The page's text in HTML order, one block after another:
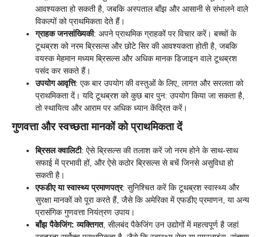
आवश्यकता हो सकती है, जबकि अस्पताल बाँझ और आसानी से संभालने वाले
विकल्पों को प्राथमिकता देते हैं।
ग्राहक जनसांख्यिकी: अपने प्राथमिक ग्राहकों पर विचार करें। बच्चों के
टूथब्रश को नरम ब्रिसल्स और छोटे सिर की आवश्यकता होती है, जबकि
वयस्क मेहमान मध्यम ब्रिसल्स और अधिक मानक डिजाइन वाले टूथब्रश
पसंद कर सकते हैं।
उपयोग आवृत्ति: एक बार उपयोग की वस्तुओं के लिए, लागत और सरलता को
प्राथमिकता दें। यदि टूथब्रश को कुछ बार पुन: उपयोग किया जा सकता है,
तो स्थायित्व और आराम पर अधिक ध्यान केंद्रित करें।
गुणवत्ता और स्वच्छता मानकों को प्राथमिकता दें
ब्रिसल क्वालिटी: ऐसे ब्रिसल्स की तलाश करें जो नरम होने के साथ-साथ
सफाई में प्रभावी हों, और ऐसे कठोर ब्रिसल्स से बचें जिनसे असुविधा हो
सकती है।
एफडीए या स्वास्थ्य प्रमाणपत्र: सुनिश्चित करें कि टूथब्रश स्वास्थ्य और
सुरक्षा मानकों को पूरा करते हैं, जैसे कि अमेरिका में एफडीए प्रमाणन, या अन्य
प्रासंगिक गुणवत्ता नियंत्रण उपाय।
बाँझ पैकेजिंग: व्यक्तिगत, सीलबंद पैकेजिंग उन उद्योगों में महत्वपूर्ण है जहां